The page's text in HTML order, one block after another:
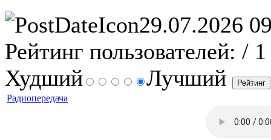
29.07.2026
Рейтинг пользователей: / 1
Худший
Лучший
Радиопередача